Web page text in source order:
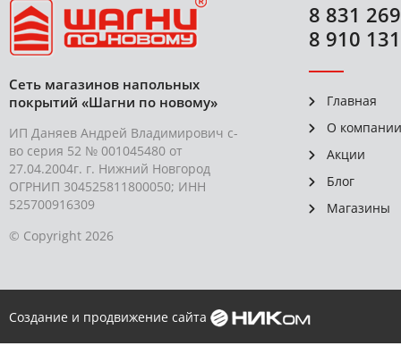
Сеть магазинов напольных
покрытий «Шагни по новому»
ИП Даняев Андрей Владимирович с-
во серия 52 № 001045480 от
27.04.2004г. г. Нижний Новгород
ОГРНИП 304525811800050; ИНН
525700916309
© Copyright 2026
8 831
8 910
Главная
О компании
Акции
Блог
Магазины
Создание и продвижение сайта